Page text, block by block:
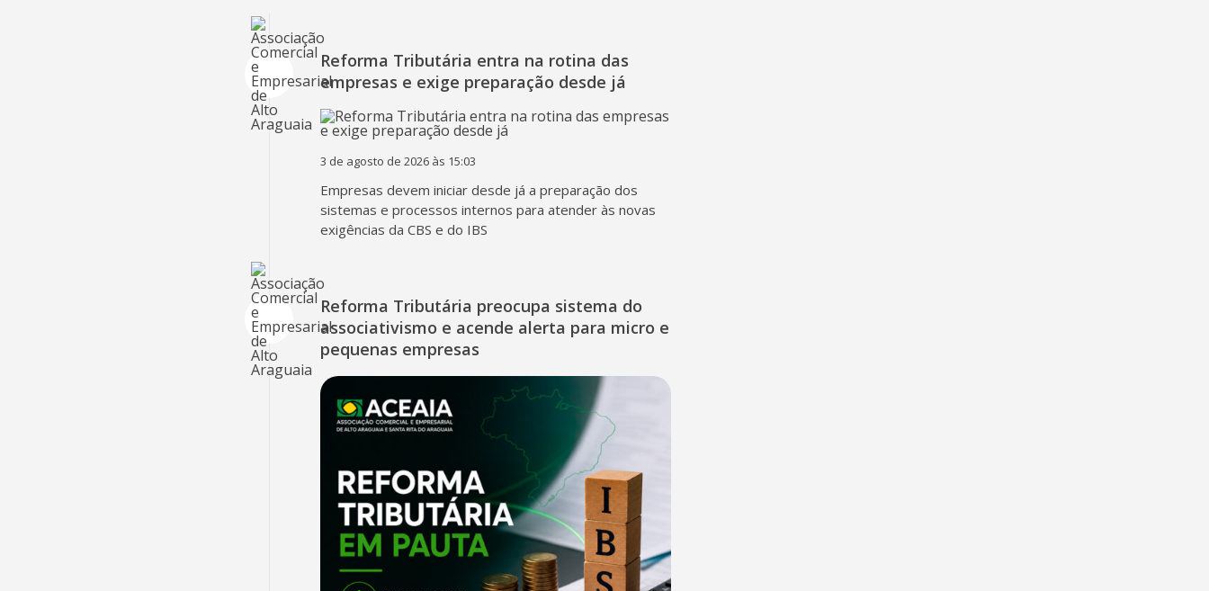
Reforma Tributária entra na rotina das
empresas e exige preparação desde já
3 de agosto de 2026 às 15:03
Empresas devem iniciar desde já a preparação dos
sistemas e processos internos para atender às novas
exigências da CBS e do IBS
Reforma Tributária preocupa sistema do
associativismo e acende alerta para micro e
pequenas empresas